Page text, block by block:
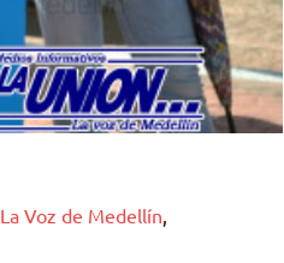
La Voz de Medellín